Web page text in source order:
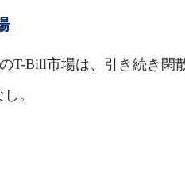
Bill市場は、引き続き閑
。